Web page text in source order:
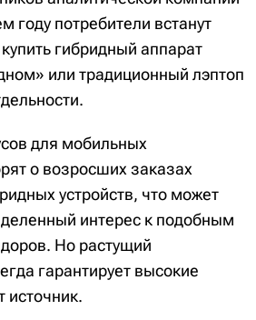
году потребители встанут
гибридный аппарат
или традиционный лэптоп
для мобильных
о возросших заказах
устройств, что может
интерес к подобным
Но растущий
гарантирует высокие
источник.